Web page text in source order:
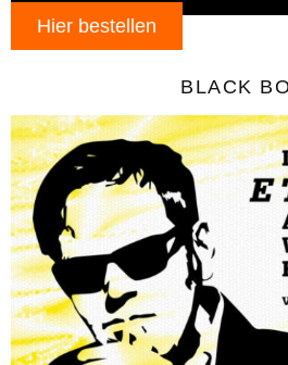
Hier bestellen
BLACK